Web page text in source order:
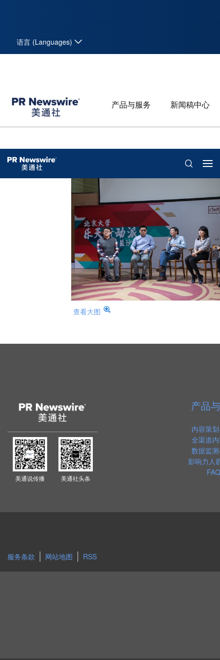
语言 (Languages)
产品与服务 新闻稿中心
查看大图
美通说传播 美通社头条
产品
内容策
全渠道
数据监
影响力人
服务条款 网站地图 RSS